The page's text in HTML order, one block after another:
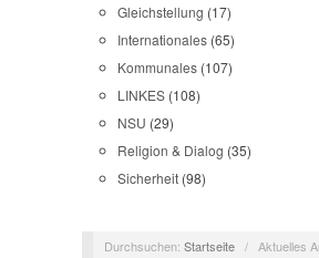
Gleichstellung (17)
Internationales (65)
Kommunales (107)
LINKES (108)
NSU (29)
Religion & Dialog (35)
Sicherheit (98)
Durchsuchen: Startseite /
Aktuelles